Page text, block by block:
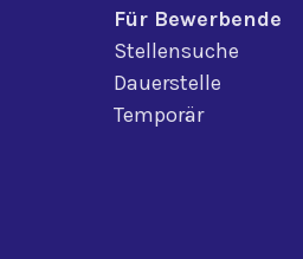
Für Bewerbende
Stellensuche
Dauerstelle
Temporär